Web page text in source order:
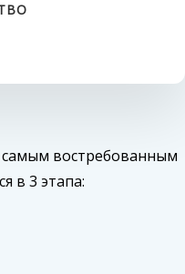
востребованным
в 3 этапа: